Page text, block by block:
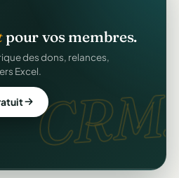
CRM.
pour vos membres.
des dons, relances,
Excel.